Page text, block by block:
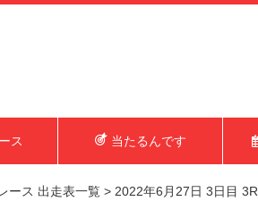
ス 当たるんです
ース 出走表一覧 > 2022年6月27日 3日目 3R